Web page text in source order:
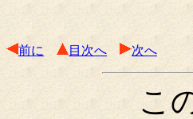
前に 目次へ 次へ
こ